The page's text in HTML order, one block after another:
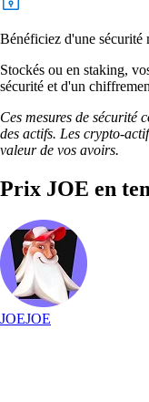
Bénéficiez d'une sécurité
Stockés ou en staking,
sécurité et d'un
Ces mesures de sécurité
des actifs. Les crypto-
valeur de vos avoirs.
Prix JOE en
JOEJOE